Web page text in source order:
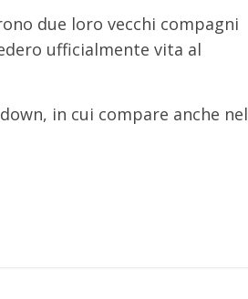
due loro vecchi compagni
ufficialmente vita al
in cui compare anche nel